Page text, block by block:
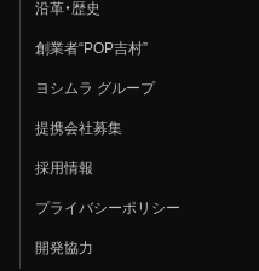
沿革・歴史
創業者“POP吉村”
ヨシムラ グループ
提携会社募集
採用情報
プライバシーポリシー
開発協力